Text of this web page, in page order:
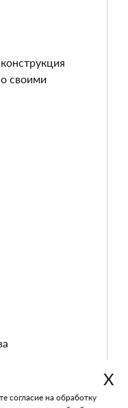
своими
Х
согласие на обработку